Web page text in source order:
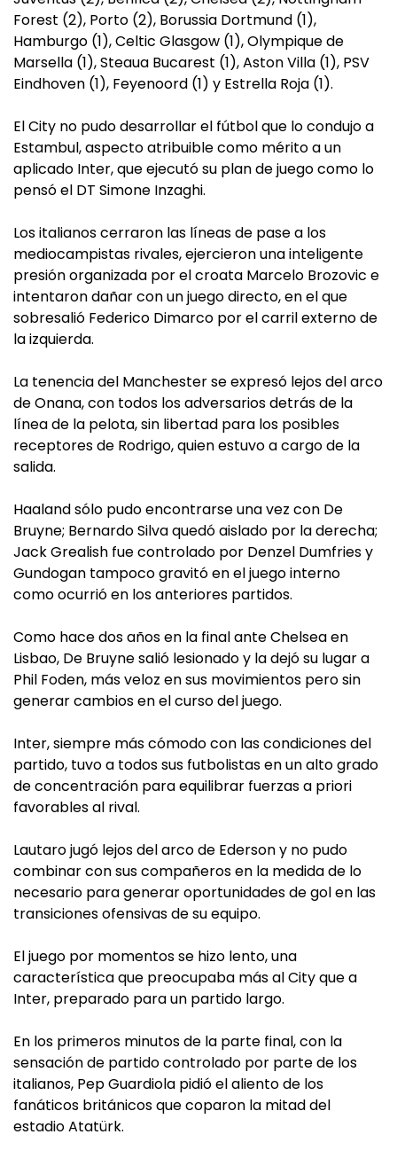
Forest (2), Porto (2), Borussia Dortmund (1),
Hamburgo (1), Celtic Glasgow (1), Olympique de
Marsella (1), Steaua Bucarest (1), Aston Villa (1), PSV
Eindhoven (1), Feyenoord (1) y Estrella Roja (1).
El City no pudo desarrollar el fútbol que lo condujo a
Estambul, aspecto atribuible como mérito a un
aplicado Inter, que ejecutó su plan de juego como lo
pensó el DT Simone Inzaghi.
Los italianos cerraron las líneas de pase a los
mediocampistas rivales, ejercieron una inteligente
presión organizada por el croata Marcelo Brozovic e
intentaron dañar con un juego directo, en el que
sobresalió Federico Dimarco por el carril externo de
la izquierda.
La tenencia del Manchester se expresó lejos del arco
de Onana, con todos los adversarios detrás de la
línea de la pelota, sin libertad para los posibles
receptores de Rodrigo, quien estuvo a cargo de la
salida.
Haaland sólo pudo encontrarse una vez con De
Bruyne; Bernardo Silva quedó aislado por la derecha;
Jack Grealish fue controlado por Denzel Dumfries y
Gundogan tampoco gravitó en el juego interno
como ocurrió en los anteriores partidos.
Como hace dos años en la final ante Chelsea en
Lisbao, De Bruyne salió lesionado y la dejó su lugar a
Phil Foden, más veloz en sus movimientos pero sin
generar cambios en el curso del juego.
Inter, siempre más cómodo con las condiciones del
partido, tuvo a todos sus futbolistas en un alto grado
de concentración para equilibrar fuerzas a priori
favorables al rival.
Lautaro jugó lejos del arco de Ederson y no pudo
combinar con sus compañeros en la medida de lo
necesario para generar oportunidades de gol en las
transiciones ofensivas de su equipo.
El juego por momentos se hizo lento, una
característica que preocupaba más al City que a
Inter, preparado para un partido largo.
En los primeros minutos de la parte final, con la
sensación de partido controlado por parte de los
italianos, Pep Guardiola pidió el aliento de los
fanáticos británicos que coparon la mitad del
estadio Atatürk.